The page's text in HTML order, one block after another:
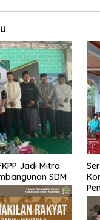
Jadi Mitra
SDM